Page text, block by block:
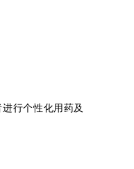
行个性化用药及